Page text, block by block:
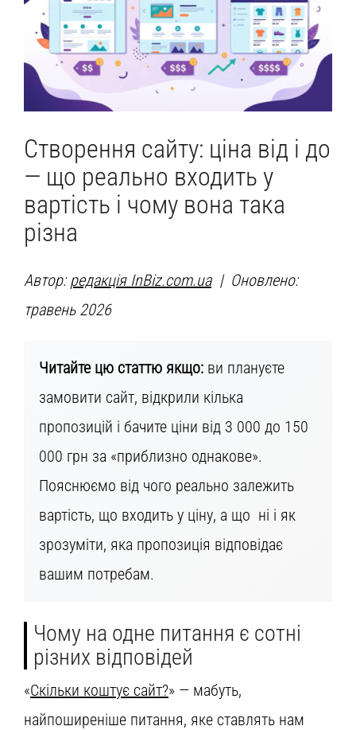
Створення сайту: ціна від і до
— що реально входить у
вартість і чому вона така
різна
Автор:редакція InBiz.com.ua| Оновлено:
травень 2026
Читайте цю статтю якщо:ви плануєте
замовити сайт, відкрили кілька
пропозицій і бачите ціни від 3 000 до 150
000 грн за «приблизно однакове».
Пояснюємо від чого реально залежить
вартість, що входить у ціну, а що ні і як
зрозуміти, яка пропозиція відповідає
вашим потребам.
Чому на одне питання є сотні
різних відповідей
«Скільки коштує сайт?» — мабуть,
найпоширеніше питання, яке ставлять нам